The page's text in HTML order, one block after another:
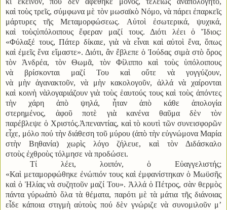
καὶ τοὺς τρεῖς, σύμφωνα μὲ τὸν μωσαϊκὸ Νόμο, νὰ πάρει ἐπαρκεῖς
μάρτυρες τῆς Μεταμορφώσεως. Αὐτοὶ ἐσωτερικά, ψυχικά,
καὶ τοὺςὑπόλοιπους ἔφεραν μαζί τους. Διότι λέει ὁ Ἴδιος:
«Φύλαξέ τους, Πάτερ δίκαιε, γιὰ νὰ εἶναι καὶ αὐτοὶ ἕνα, ὅπως
καὶ ἐμεῖς ἕνα εἴμαστε». Διότι, ἂν ἔβλεπε ὁ Ἰούδας σιμὰ στὸ ὅρος
τὸν Ἀνδρέα, τὸν Θωμᾶ, τὸν Φίλιππο καὶ τοὺς ὑπόλοιπους
νὰ βρίσκονται μαζί Του καὶ οὔτε νὰ γογγύζουν,
νὰ μὴν ἀγανακτοῦν, νὰ μὴν κακολογοῦν, ἀλλά νὰ χαίρονται
καὶ κοινὴ νὰλογαριάζουν γιὰ τοὺς ἑαυτούς τους καὶ τοὺς ἀπόντες
τὴν χάρη ἀπὸ ψηλά, ἦταν ἀπὸ κάθε ἀπολογία
στερημένος, ἀφοῦ ποτὲ γιὰ κανένα θαῦμα δὲν τὸν
παρέβλεψε ὁ Χριστός.Ἀπεναντίας, καὶ τὸ κουτὶ τῶν συνεισφορῶν
εἶχε, μόλο πού τὴν διάθεση τοῦ μύρου (ἀπὸ τὴν εὐγνώμονα Μαρία
στὴν Βηθανία) χωρὶς λόγο ζήλευε, καὶ τὸν Διδάσκαλο
στοὺς ἐχθροὺς τόλμησε νὰ προδώσει.
Τί λέει, λοιπόν, ὁ Εὐαγγελιστής;
«Καὶ μεταμορφώθηκε ἐνώπιόν τους καὶ ἐμφανίστηκαν ὁ Μωϋσῆς
καὶ ὁ Ἠλίας νὰ συζητοῦν μαζί Του». Ἀλλά ὁ Πέτρος, σὰν θερμὸς
πάντα γύρωἀπὸ ὅλα τὰ θέματα, παρότι μὲ τὰ μάτια τῆς διάνοιας
εἶδε κάποια στιγμὴ αὐτοὺς πού δὲν γνώριζε νὰ συνομιλοῦν μ’